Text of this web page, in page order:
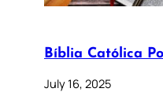
Bíblia Católica
July 16, 2025